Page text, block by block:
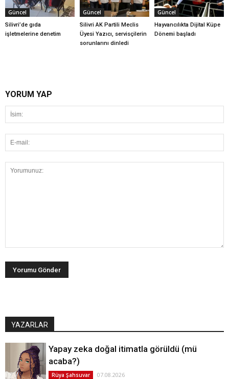
Güncel
Silivri’de gıda
işletmelerine denetim
Güncel
Silivri AK Partili Meclis
Üyesi Yazıcı, servisçilerin
sorunlarını dinledi
Güncel
Hayvancılıkta Dijital Küpe
Dönemi başladı
YORUM YAP
YAZARLAR
Yapay zeka doğal itimatla görüldü (mü
acaba?)
Rüya Şahsuvar 07.08.2026